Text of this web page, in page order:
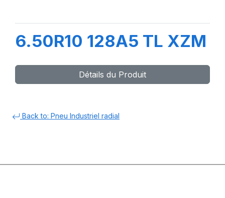
6.50R10 128A5 TL XZM
Détails du Produit
Back to: Pneu Industriel radial